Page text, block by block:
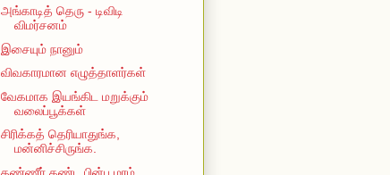
அங்காடித் தெரு - டிவிடி
விமர்சனம்
இசையும் நானும்
விவகாரமான எழுத்தாளர்கள்
வேகமாக இயங்கிட மறுக்கும்
வலைப்பூக்கள்
சிரிக்கத் தெரியாதுங்க,
மன்னிச்சிருங்க.
தண்ணீர் கண்ட பின்பு மரம்